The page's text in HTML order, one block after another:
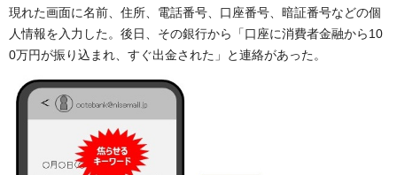
現れた画面に名前、住所、電話番号、口座番号、暗証番号などの個
人情報を入力した。後日、その銀行から「口座に消費者金融から10
0万円が振り込まれ、すぐ出金された」と連絡があった。